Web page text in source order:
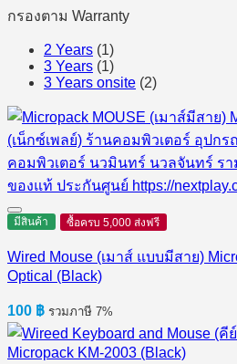
กรองตาม Warranty
2 Years (1)
3 Years (1)
3 Years onsite (2)
มีสินค้า ซื้อครบ 5,000 ส่งฟรี
Wired Mouse (เมาส์ แบบมีสาย)
Optical (Black)
100 ฿ รวมภาษี 7%